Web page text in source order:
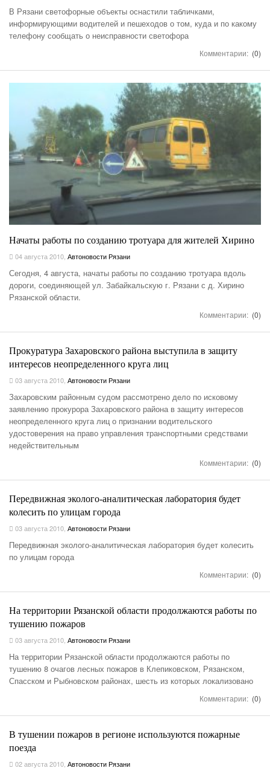
В Рязани светофорные объекты оснастили табличками,
информирующими водителей и пешеходов о том, куда и по какому
телефону сообщать о неисправности светофора
Комментарии: (0)
Начаты работы по созданию тротуара для жителей Хирино
04 августа 2010, Автоновости Рязани
Сегодня, 4 августа, начаты работы по созданию тротуара вдоль
дороги, соединяющей ул. Забайкальскую г. Рязани с д. Хирино
Рязанской области.
Комментарии: (0)
Прокуратура Захаровского района выступила в защиту
интересов неопределенного круга лиц
03 августа 2010, Автоновости Рязани
Захаровским районным судом рассмотрено дело по исковому
заявлению прокурора Захаровского района в защиту интересов
неопределенного круга лиц о признании водительского
удостоверения на право управления транспортными средствами
недействительным
Комментарии: (0)
Передвижная эколого-аналитическая лаборатория будет
колесить по улицам города
03 августа 2010, Автоновости Рязани
Передвижная эколого-аналитическая лаборатория будет колесить
по улицам города
Комментарии: (0)
На территории Рязанской области продолжаются работы по
тушению пожаров
03 августа 2010, Автоновости Рязани
На территории Рязанской области продолжаются работы по
тушению 8 очагов лесных пожаров в Клепиковском, Рязанском,
Спасском и Рыбновском районах, шесть из которых локализовано
Комментарии: (0)
В тушении пожаров в регионе используются пожарные
поезда
02 августа 2010, Автоновости Рязани